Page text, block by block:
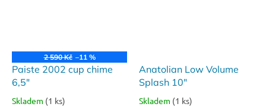
2 590 Kč –11 %
Paiste 2002 cup chime
6,5"
Skladem (1 ks)
Anatolian Low Volume
Splash 10"
Skladem (1 ks)